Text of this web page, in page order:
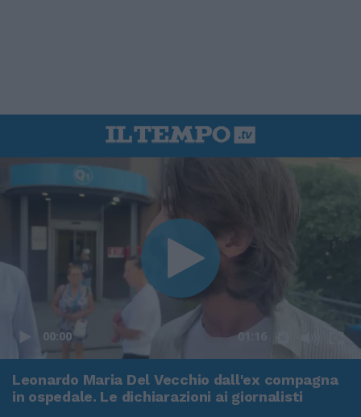
00:00 01:16
Leonardo Maria Del Vecchio dall'ex compagna
in ospedale. Le dichiarazioni ai giornalisti